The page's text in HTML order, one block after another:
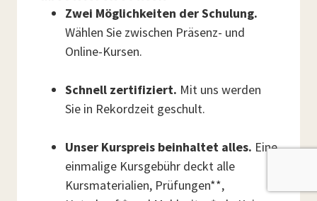
Zwei Möglichkeiten der Schulung.
Wählen Sie zwischen Präsenz- und
Online-Kursen.
Schnell zertifiziert. Mit uns werden
Sie in Rekordzeit geschult.
Unser Kurspreis beinhaltet alles. Eine
einmalige Kursgebühr deckt alle
Kursmaterialien, Prüfungen**,